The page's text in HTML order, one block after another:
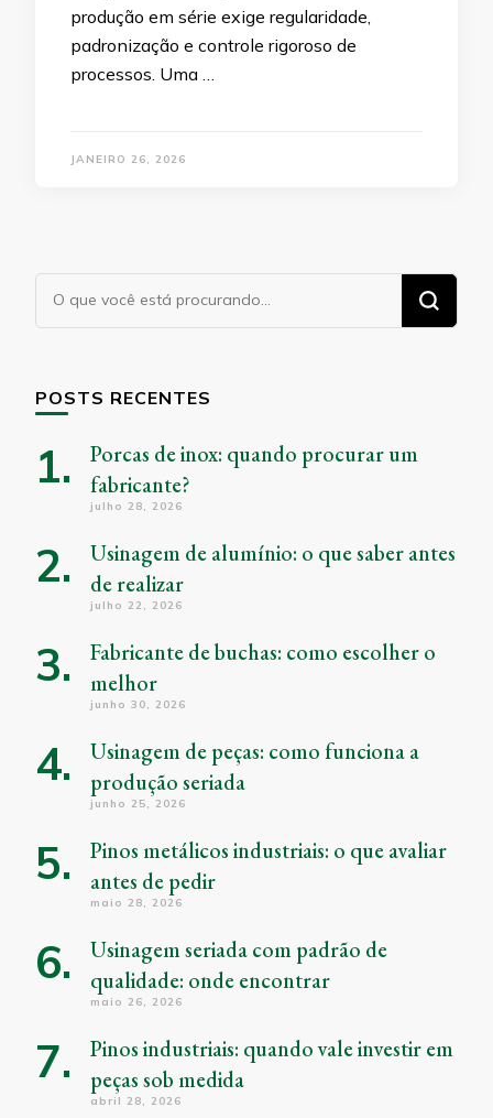
produção em série exige regularidade,
padronização e controle rigoroso de
processos. Uma …
JANEIRO 26, 2026
Procurando
algo?
POSTS RECENTES
Porcas de inox: quando procurar um
fabricante?
julho 28, 2026
Usinagem de alumínio: o que saber antes
de realizar
julho 22, 2026
Fabricante de buchas: como escolher o
melhor
junho 30, 2026
Usinagem de peças: como funciona a
produção seriada
junho 25, 2026
Pinos metálicos industriais: o que avaliar
antes de pedir
maio 28, 2026
Usinagem seriada com padrão de
qualidade: onde encontrar
maio 26, 2026
Pinos industriais: quando vale investir em
peças sob medida
abril 28, 2026